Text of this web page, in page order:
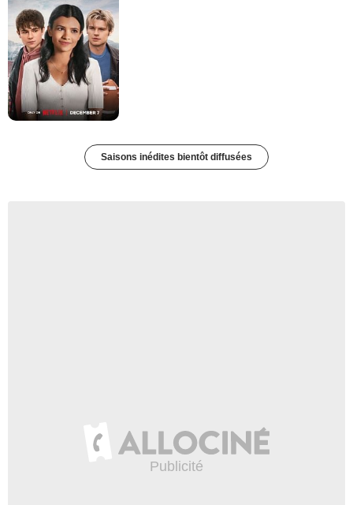
Saisons inédites bientôt diffusées